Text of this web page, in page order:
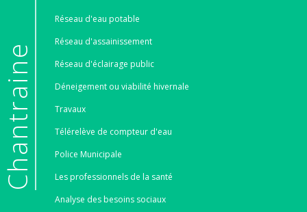
e
Réseau d'eau potable
Réseau d'assainissement
Réseau d'éclairage public
Déneigement ou viabilité hivernale
Travaux
Télérelève de compteur d'eau
Police Municipale
Les professionnels de la santé
Analyse des besoins sociaux